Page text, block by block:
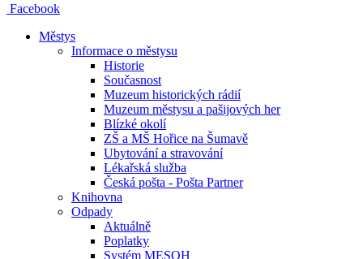
Facebook
Městys
Informace o městysu
Historie
Současnost
Muzeum historických rádií
Muzeum městysu a pašijových her
Blízké okolí
ZŠ a MŠ Hořice na Šumavě
Ubytování a stravování
Lékařská služba
Česká pošta - Pošta Partner
Knihovna
Odpady
Aktuálně
Poplatky
Systém MESOH